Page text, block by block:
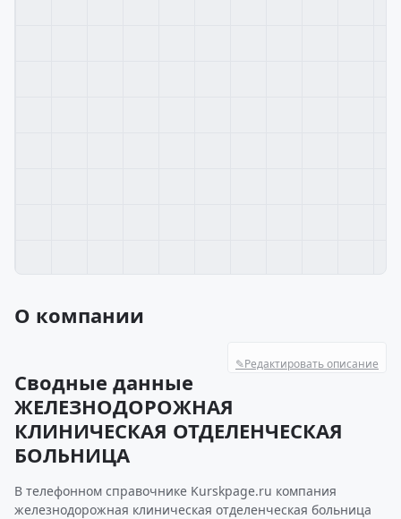
О компании
✎Редактировать описание
Сводные данные
ЖЕЛЕЗНОДОРОЖНАЯ
КЛИНИЧЕСКАЯ ОТДЕЛЕНЧЕСКАЯ
БОЛЬНИЦА
В телефонном справочнике Kurskpage.ru компания
железнодорожная клиническая отделенческая больница